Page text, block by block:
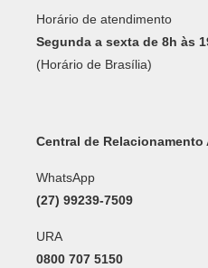
Horário de atendimento
Segunda a sexta de 8h às
(Horário de Brasília)
Central de Relacionamento
WhatsApp
(27) 99239-7509
URA
0800 707 5150